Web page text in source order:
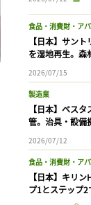
食品・消費財・ア
【日本】サン
を湿地再生。森
2026/07/15
製造業
【日本】ベス
管。治具・設備
2026/07/12
食品・消費財・ア
【日本】キリ
プ1とステップ